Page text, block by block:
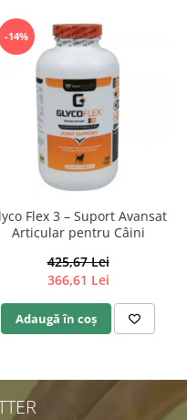
-14%
Flex 3 – Suport Avansat
Articular pentru Câini
425,67 Lei
366,61 Lei
Adaugă în coș